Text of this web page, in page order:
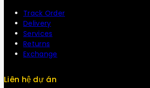
Track Order
Delivery
Services
Returns
Exchange
Liên hệ dự án